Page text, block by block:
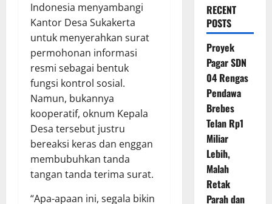
Indonesia menyambangi
Kantor Desa Sukakerta
untuk menyerahkan surat
permohonan informasi
resmi sebagai bentuk
fungsi kontrol sosial.
Namun, bukannya
kooperatif, oknum Kepala
Desa tersebut justru
bereaksi keras dan enggan
membubuhkan tanda
tangan tanda terima surat.
“Apa-apaan ini, segala bikin
RECENT
POSTS
Proyek
Pagar SDN
04 Rengas
Pendawa
Brebes
Telan Rp1
Miliar
Lebih,
Malah
Retak
Parah dan